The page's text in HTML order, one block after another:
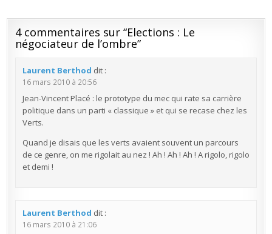
4 commentaires sur “Elections : Le
négociateur de l’ombre”
Laurent Berthod dit :
16 mars 2010 à 20:56
Jean-Vincent Placé : le prototype du mec qui rate sa carrière
politique dans un parti « classique » et qui se recase chez les
Verts.
Quand je disais que les verts avaient souvent un parcours
de ce genre, on me rigolait au nez ! Ah ! Ah ! Ah ! A rigolo, rigolo
et demi !
Laurent Berthod dit :
16 mars 2010 à 21:06